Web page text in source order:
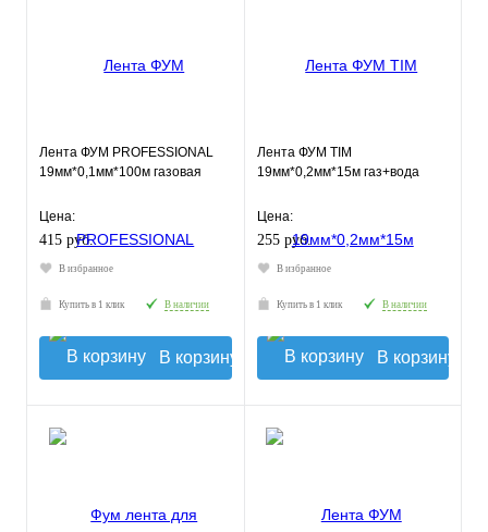
Лента ФУМ PROFESSIONAL
19мм*0,1мм*100м газовая
Цена:
415 руб.
В избранное
Купить в 1 клик В наличии
В корзину
Лента ФУМ TIM
19мм*0,2мм*15м газ+вода
Цена:
255 руб.
В избранное
Купить в 1 клик В наличии
В корзину